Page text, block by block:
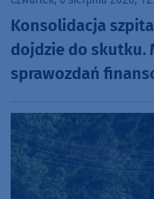
Konsolidacja
dojdzie do skutku.
sprawozdań